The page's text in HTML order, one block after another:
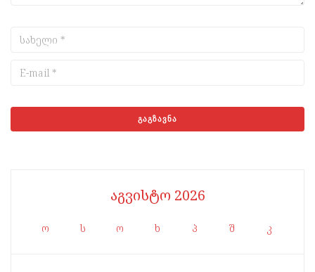
აგვისტო 2026
ო ს ო ხ პ შ კ